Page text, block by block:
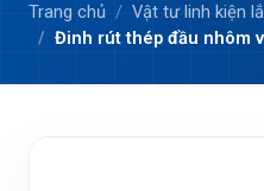
Trang chủ Vật tư linh kiện
Đinh rút thép đầu nhôm